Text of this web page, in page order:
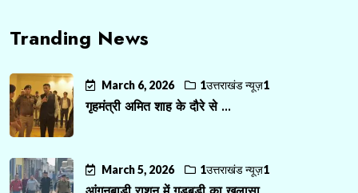
Tranding News
March 6, 2026 1उत्तराखंड न्यूज़1
गृहमंत्री अमित शाह के दौरे से ...
March 5, 2026 1उत्तराखंड न्यूज़1